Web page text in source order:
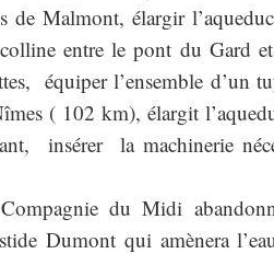
de Malmont, élargir
colline entre le pont du Gard
équiper l’ensemble d’un
( 102 km), élargit
insérer la machinerie
du Midi
Dumont qui amènera